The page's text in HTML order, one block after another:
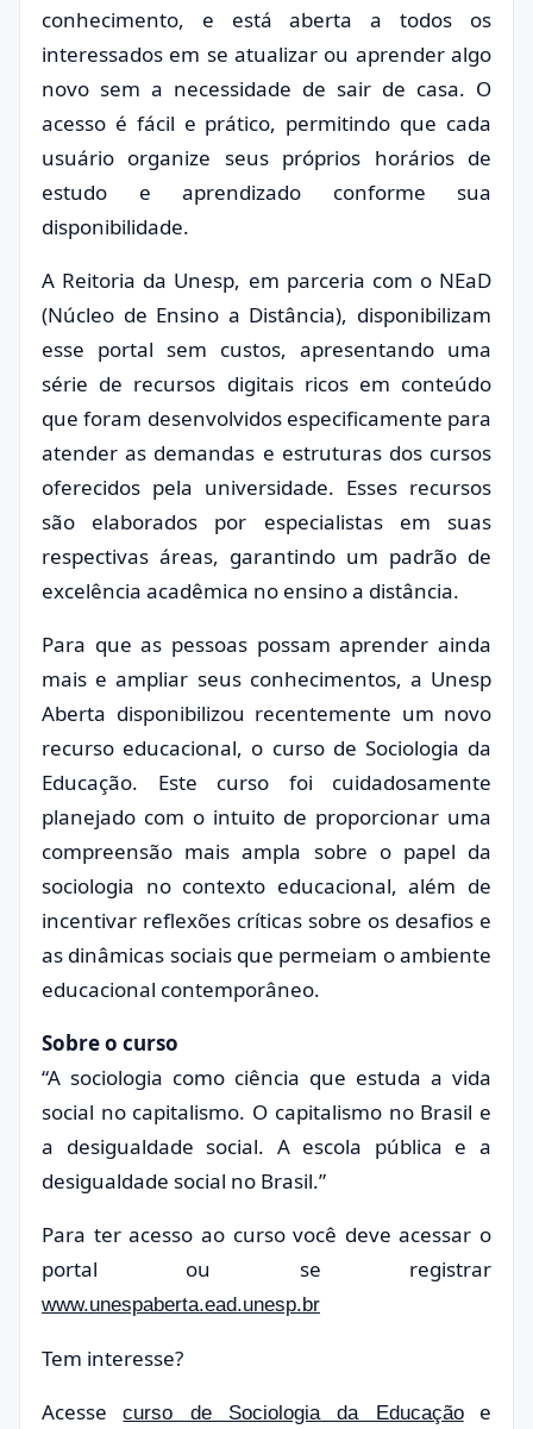
conhecimento, e está aberta a todos os
interessados em se atualizar ou aprender algo
novo sem a necessidade de sair de casa. O
acesso é fácil e prático, permitindo que cada
usuário organize seus próprios horários de
estudo e aprendizado conforme sua
disponibilidade.
A Reitoria da Unesp, em parceria com o NEaD
(Núcleo de Ensino a Distância), disponibilizam
esse portal sem custos, apresentando uma
série de recursos digitais ricos em conteúdo
que foram desenvolvidos especificamente para
atender as demandas e estruturas dos cursos
oferecidos pela universidade. Esses recursos
são elaborados por especialistas em suas
respectivas áreas, garantindo um padrão de
excelência acadêmica no ensino a distância.
Para que as pessoas possam aprender ainda
mais e ampliar seus conhecimentos, a Unesp
Aberta disponibilizou recentemente um novo
recurso educacional, o curso de Sociologia da
Educação. Este curso foi cuidadosamente
planejado com o intuito de proporcionar uma
compreensão mais ampla sobre o papel da
sociologia no contexto educacional, além de
incentivar reflexões críticas sobre os desafios e
as dinâmicas sociais que permeiam o ambiente
educacional contemporâneo.
Sobre o curso
“A sociologia como ciência que estuda a vida
social no capitalismo. O capitalismo no Brasil e
a desigualdade social. A escola pública e a
desigualdade social no Brasil.”
Para ter acesso ao curso você deve acessar o
portal ou se registrar
www.unespaberta.ead.unesp.br
Tem interesse?
Acessecurso de Sociologia da Educaçãoe